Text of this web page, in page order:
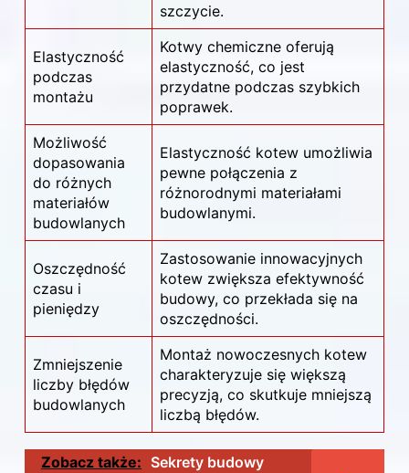
szczycie.
Elastyczność
podczas
montażu
Kotwy chemiczne oferują
elastyczność, co jest
przydatne podczas szybkich
poprawek.
Możliwość
dopasowania
do różnych
materiałów
budowlanych
Elastyczność kotew umożliwia
pewne połączenia z
różnorodnymi materiałami
budowlanymi.
Oszczędność
czasu i
pieniędzy
Zastosowanie innowacyjnych
kotew zwiększa efektywność
budowy, co przekłada się na
oszczędności.
Zmniejszenie
liczby błędów
budowlanych
Montaż nowoczesnych kotew
charakteryzuje się większą
precyzją, co skutkuje mniejszą
liczbą błędów.
Zobacz także: Sekrety budowy